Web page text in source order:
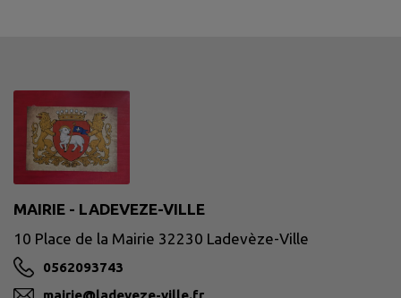
MAIRIE - LADEVEZE-VILLE
10 Place de la Mairie 32230 Ladevèze-Ville
0562093743
mairie@ladeveze-ville.fr